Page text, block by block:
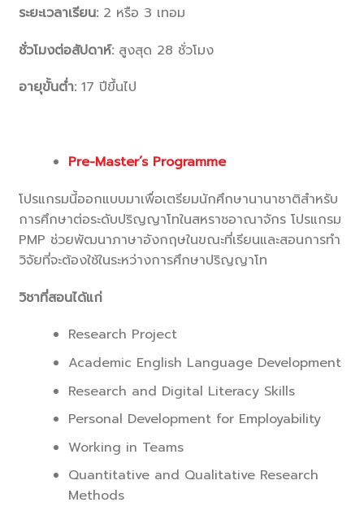
ระยะเวลาเรียน:2 หรือ 3 เทอม
ชั่วโมงต่อสัปดาห์:สูงสุด 28 ชั่วโมง
อายุขั้นต่ำ:17 ปีขึ้นไป
Pre-Master’s Programme
โปรแกรมนี้ออกแบบมาเพื่อเตรียมนักศึกษานานาชาติสำหรับ
การศึกษาต่อระดับปริญญาโทในสหราชอาณาจักร โปรแกรม
PMP ช่วยพัฒนาภาษาอังกฤษในขณะที่เรียนและสอนการทำ
วิจัยที่จะต้องใช้ในระหว่างการศึกษาปริญญาโท
วิชาที่สอนได้แก่
Research Project
Academic English Language Development
Research and Digital Literacy Skills
Personal Development for Employability
Working in Teams
Quantitative and Qualitative Research
Methods